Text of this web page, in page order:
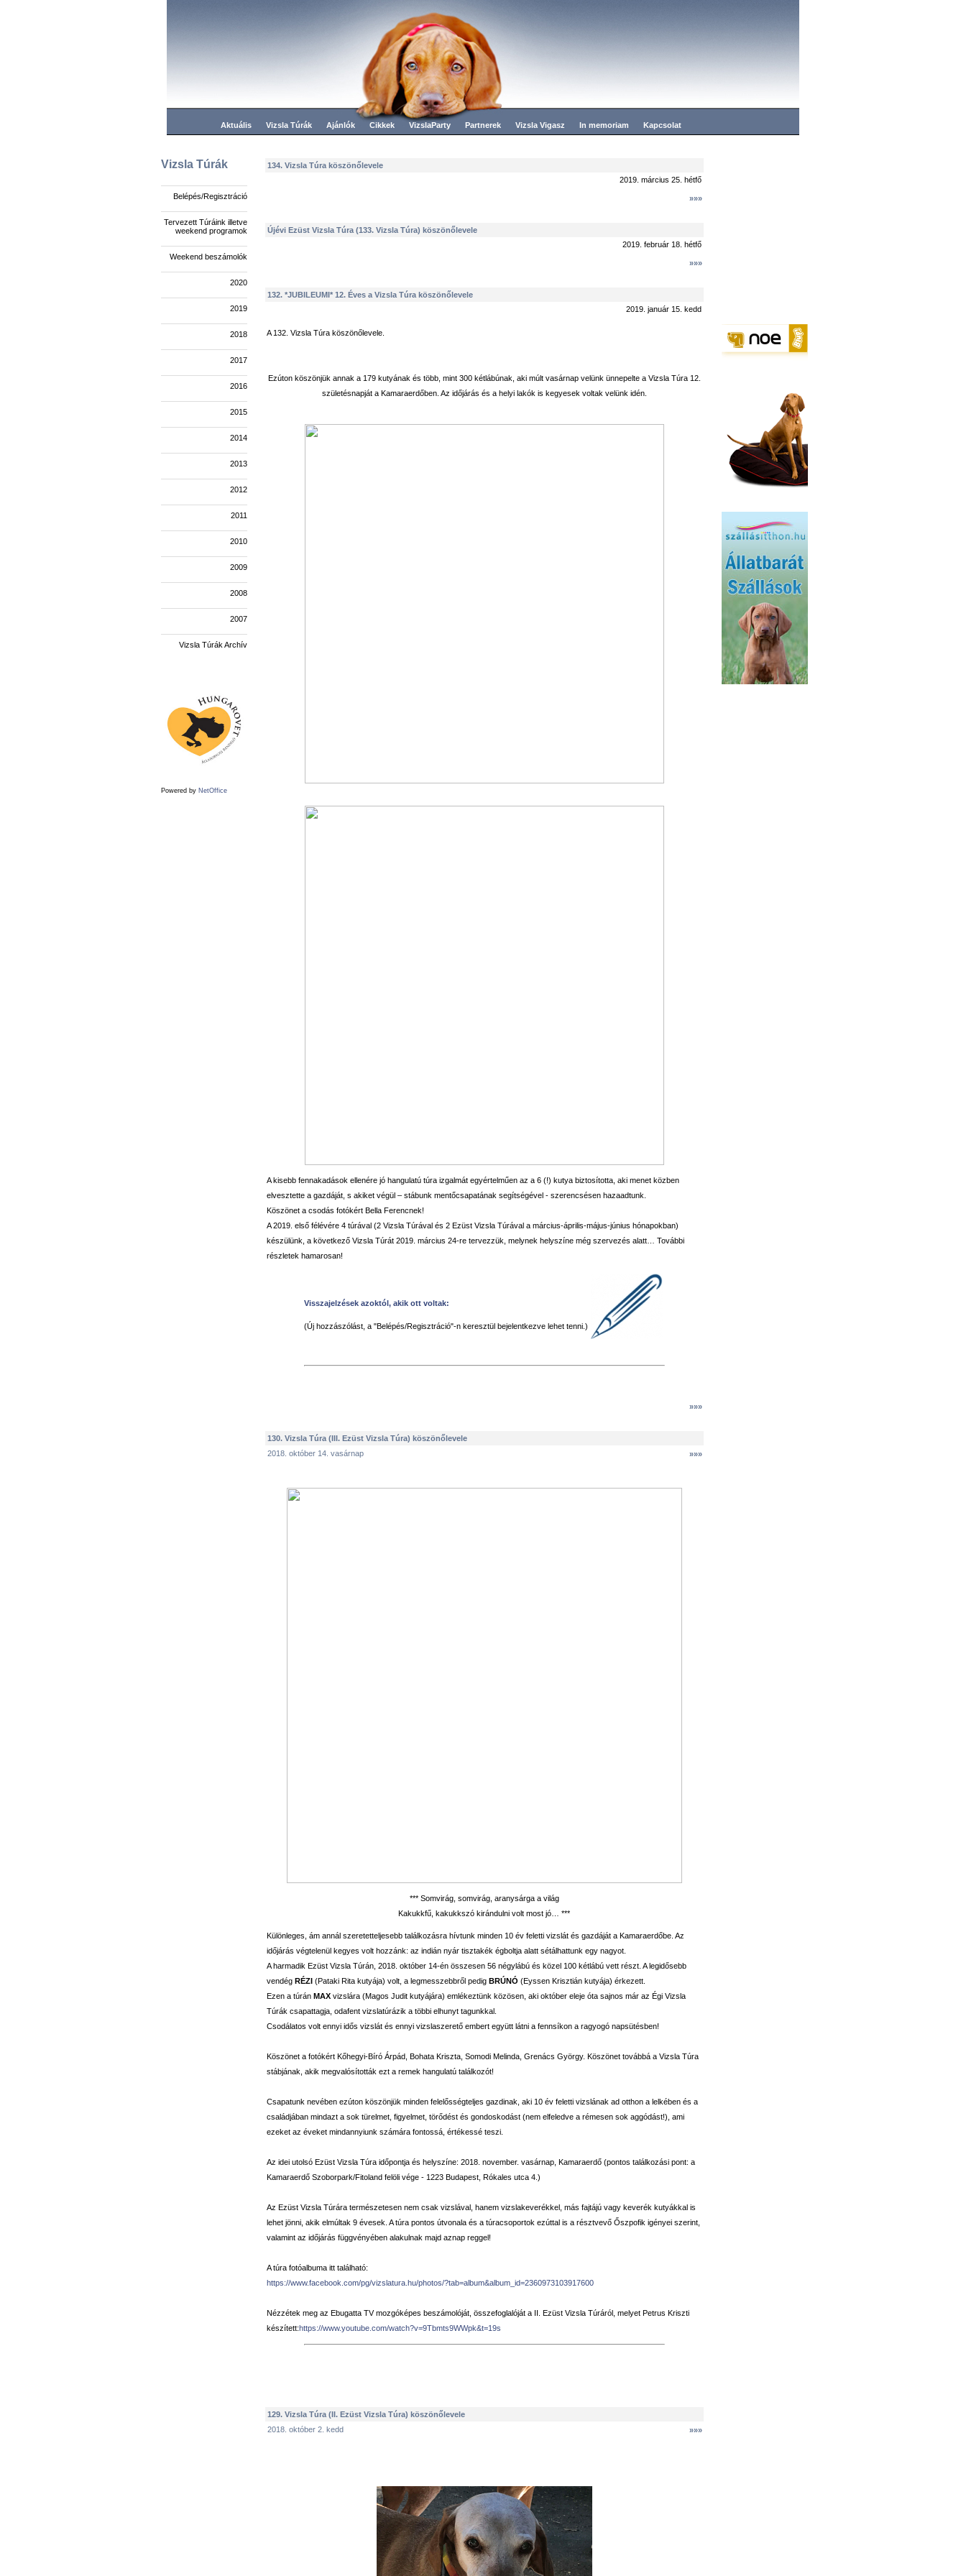
Aktuális Vizsla Túrák Ajánlók Cikkek VizslaParty Partnerek Vizsla Vigasz In memoriam Kapcsolat
Vizsla Túrák
Belépés/Regisztráció
Tervezett Túráink illetve
weekend programok
Weekend beszámolók
2020
2019
2018
2017
2016
2015
2014
2013
2012
2011
2010
2009
2008
2007
Vizsla Túrák Archív
Powered by NetOffice
134. Vizsla Túra köszönőlevele
2019. március 25. hétfő
»»»
Újévi Ezüst Vizsla Túra (133. Vizsla Túra) köszönőlevele
2019. február 18. hétfő
»»»
132. *JUBILEUMI* 12. Éves a Vizsla Túra köszönőlevele
2019. január 15. kedd
A 132. Vizsla Túra köszönőlevele.
Ezúton köszönjük annak a 179 kutyának és több, mint 300 kétlábúnak, aki múlt vasárnap velünk ünnepelte a Vizsla Túra 12.
születésnapját a Kamaraerdőben. Az időjárás és a helyi lakók is kegyesek voltak velünk idén.
A kisebb fennakadások ellenére jó hangulatú túra izgalmát egyértelműen az a 6 (!) kutya biztosította, aki menet közben
elvesztette a gazdáját, s akiket végül – stábunk mentőcsapatának segítségével - szerencsésen hazaadtunk.
Köszönet a csodás fotókért Bella Ferencnek!
A 2019. első félévére 4 túrával (2 Vizsla Túrával és 2 Ezüst Vizsla Túrával a március-április-május-június hónapokban)
készülünk, a következő Vizsla Túrát 2019. március 24-re tervezzük, melynek helyszíne még szervezés alatt… További
részletek hamarosan!
Visszajelzések azoktól, akik ott voltak:
(Új hozzászólást, a "Belépés/Regisztráció"-n keresztül bejelentkezve lehet tenni.)
»»»
130. Vizsla Túra (III. Ezüst Vizsla Túra) köszönőlevele
2018. október 14. vasárnap
»»»
*** Somvirág, somvirág, aranysárga a világ
Kakukkfű, kakukkszó kirándulni volt most jó… ***
Különleges, ám annál szeretetteljesebb találkozásra hívtunk minden 10 év feletti vizslát és gazdáját a Kamaraerdőbe. Az
időjárás végtelenül kegyes volt hozzánk: az indián nyár tisztakék égboltja alatt sétálhattunk egy nagyot.
A harmadik Ezüst Vizsla Túrán, 2018. október 14-én összesen 56 négylábú és közel 1 00 kétlábú vett részt. A legidősebb
vendég RÉZI (Pataki Rita kutyája) volt, a legmesszebbről pedig BRÚNÓ (Eyssen Krisztián kutyája) érkezett.
Ezen a túrán MAXvizslára (Magos Judit kutyájára) emlékeztünk közösen, aki október eleje óta sajnos már az Égi Vizsla
Túrák csapattagja, odafent vizslatúrázik a többi elhunyt tagunkkal.
Csodálatos volt ennyi idős vizslát és ennyi vizslaszerető embert együtt látni a fennsíkon a ragyogó napsütésben!
Köszönet a fotókért Kőhegyi-Bíró Árpád, Bohata Kriszta, Somodi Melinda, Grenács György. Köszönet továbbá a Vizsla Túra
stábjának, akik megvalósították ezt a remek hangulatú találkozót!
Csapatunk nevében ezúton köszönjük minden felelősségteljes gazdinak, aki 10 év feletti vizslának ad otthon a lelkében és a
családjában mindazt a sok türelmet, figyelmet, törődést és gondoskodást (nem elfeledve a rémesen sok aggódást!), ami
ezeket az éveket mindannyiunk számára fontossá, értékessé teszi.
Az idei utolsó Ezüst Vizsla Túra időpontja és helyszíne: 2018. november. vasárnap, Kamaraerdő (pontos találkozási pont: a
Kamaraerdő Szoborpark/Fitoland felöli vége - 1223 Budapest, Rókales utca 4.)
Az Ezüst Vizsla Túrára természetesen nem csak vizslával, hanem vizslakeverékkel, más fajtájú vagy keverék kutyákkal is
lehet jönni, akik elmúltak 9 évesek. A túra pontos útvonala és a túracsoportok ezúttal is a résztvevő Őszpofik igényei szerint,
valamint az időjárás függvényében alakulnak majd aznap reggel!
A túra fotóalbuma itt található:
https://www.facebook.com/pg/vizslatura.hu/photos/?tab=album&album_id=2360973103917600
Nézzétek meg az Ebugatta TV mozgóképes beszámolóját, összefoglalóját a II. Ezüst Vizsla Túráról, melyet Petrus Kriszti
készített:https://www.youtube.com/watch?v=9Tbmts9WWpk&t=19s
129. Vizsla Túra (II. Ezüst Vizsla Túra) köszönőlevele
2018. október 2. kedd
»»»